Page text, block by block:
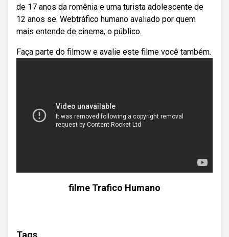
de 17 anos da romênia e uma turista adolescente de
12 anos se. Webtráfico humano avaliado por quem
mais entende de cinema, o público.
Faça parte do filmow e avalie este filme você também.
filme Trafico Humano
Tags